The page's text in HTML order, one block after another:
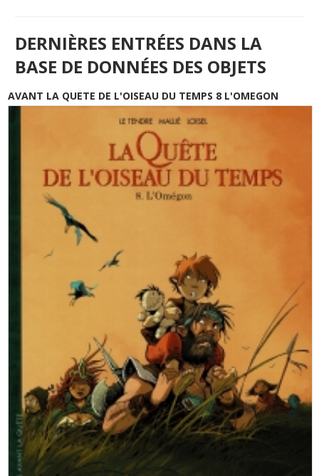
DERNIÈRES ENTRÉES DANS LA
BASE DE DONNÉES DES OBJETS
AVANT LA QUETE DE L'OISEAU DU TEMPS 8 L'OMEGON